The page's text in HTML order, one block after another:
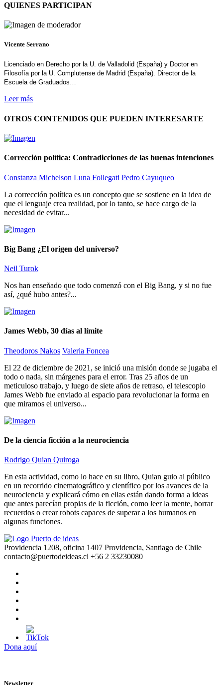
QUIENES PARTICIPAN
Vicente Serrano
Licenciado en Derecho por la U. de Valladolid (España) y Doctor en
Filosofía por la U. Complutense de Madrid (España). Director de la
Escuela de Graduados…
Leer más
OTROS CONTENIDOS QUE PUEDEN INTERESARTE
Corrección política: Contradicciones de las buenas intenciones
Constanza Michelson Luna Follegati Pedro Cayuqueo
La corrección política es un concepto que se sostiene en la idea de
que el lenguaje crea realidad, por lo tanto, se hace cargo de la
necesidad de evitar...
Big Bang ¿El origen del universo?
Neil Turok
Nos han enseñado que todo comenzó con el Big Bang, y si no fue
así, ¿qué hubo antes?...
James Webb, 30 días al límite
Theodoros Nakos Valeria Foncea
El 22 de diciembre de 2021, se inició una misión donde se jugaba el
todo o nada, sin márgenes para el error. Tras 25 años de un
meticuloso trabajo, y luego de siete años de retraso, el telescopio
James Webb fue enviado al espacio para revolucionar la forma en
que miramos el universo...
De la ciencia ficción a la neurociencia
Rodrigo Quian Quiroga
En esta actividad, como lo hace en su libro, Quian guio al público
en un recorrido cinematográfico y científico por los avances de la
neurociencia y explicará cómo en ellas están dando forma a ideas
que antes parecían propias de la ficción, como leer la mente, borrar
recuerdos o crear robots capaces de superar a los humanos en
algunas funciones.
Providencia 1208, oficina 1407 Providencia, Santiago de Chile
contacto@puertodeideas.cl +56 2 33230080
Dona aquí
Newsletter